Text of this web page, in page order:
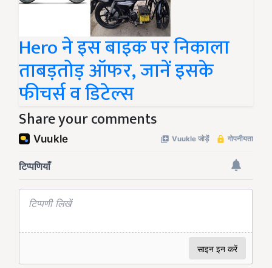
Hero ने इस बाइक पर निकाला
ताबड़तोड़ ऑफर, जानें इसके
फीचर्स व डिटेल्स
Share your comments